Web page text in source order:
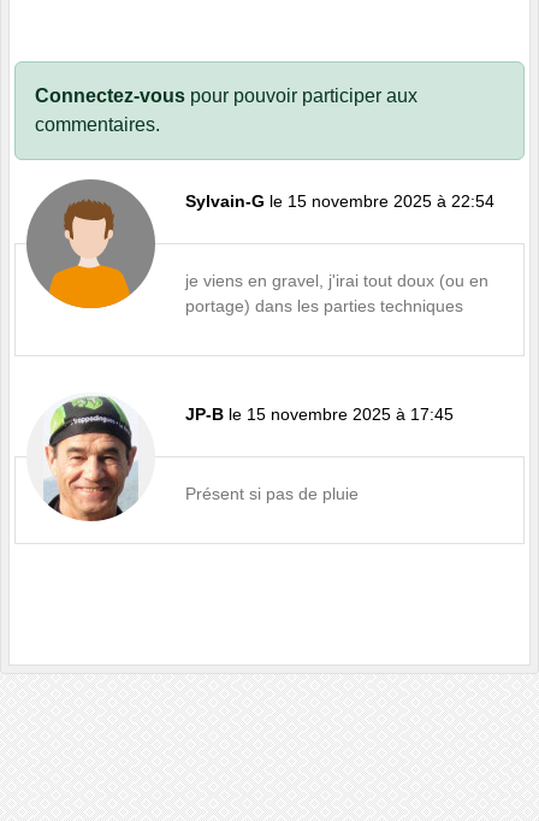
Connectez-vous pour pouvoir participer aux
commentaires.
Sylvain-G le 15 novembre 2025 à 22:54
je viens en gravel, j'irai tout doux (ou en
portage) dans les parties techniques
JP-B le 15 novembre 2025 à 17:45
Présent si pas de pluie